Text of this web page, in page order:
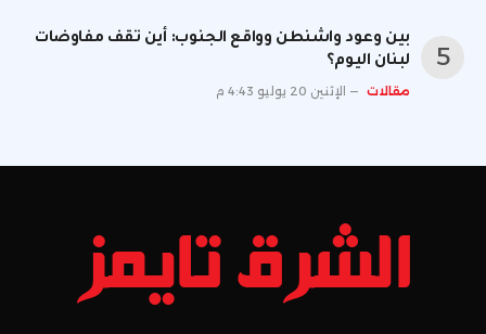
بين وعود واشنطن وواقع الجنوب: أين تقف مفاوضات
لبنان اليوم؟
مقالات الإثنين 20 يوليو 4:43 م